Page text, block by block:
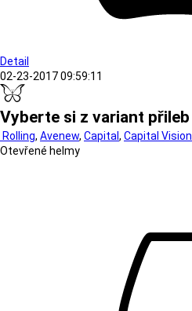
Detail
02-23-2017 09:59:11
Vyberte si z variant přileb
Rolling, Avenew, Capital, Capital Vision
Otevřené helmy